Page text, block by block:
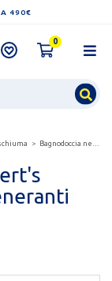
490€
0
Bagnodoccia neutro robert's beauty con oli dermorigeneranti...